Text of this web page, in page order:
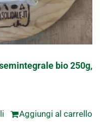
bio 250g,
Aggiungi al carrello